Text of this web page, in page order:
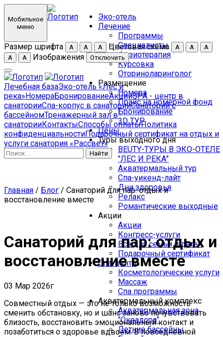
Мобильное
меню
Эко-отель
Лечение
Программы
Специалисты
Физиотерапия
Курсовка
Оториноларинголог
Размещение
Номера
Прайс на номерной фонд
Бронирование
3D ТУР
Цены
Туры выходного дня
BEUTY-ТУРЫ В ЭКО-ОТЕЛЕ
"ЛЕС И РЕКА"
Акватермальный тур
Спа-уикенд-лайт
Дни здоровья
Релакс
Романтические выходные
Акции
Акции
Конгресс-услуги
Все для семьи и детей
Подарочный сертификат
Спа-центр
Косметологические услуги
Массаж
Спа программы
Акватермальный комплекс
Акватермальная зона
"Океадора"
Летние бассейны
Размер шрифта А А А Цветовая схема А А
А
А
А Изображения Отключить
Лечебная базаЭко-отель «Лес и
река»НомераБронированиеАкцииSPA - центр в
санаторииСпа-корпус в санаторииСанаторий с
бассейномТренажерный зал в
санаторииКонтактыСпособы оплатыПолитика
конфиденциальностиПодарочный сертификат на отдых и
услуги санатория «Рассвет»
Найти
Главная / Блог / Санаторий для пар: отдых и
восстановление вместе
Санаторий для пар: отдых и
восстановление вместе
03 Мар 2026г
Совместный отдых — это не только возможность
сменить обстановку, но и шанс заново почувствовать
близость, восстановить эмоциональный контакт и
позаботиться о здоровье вдвоём. В повседневной